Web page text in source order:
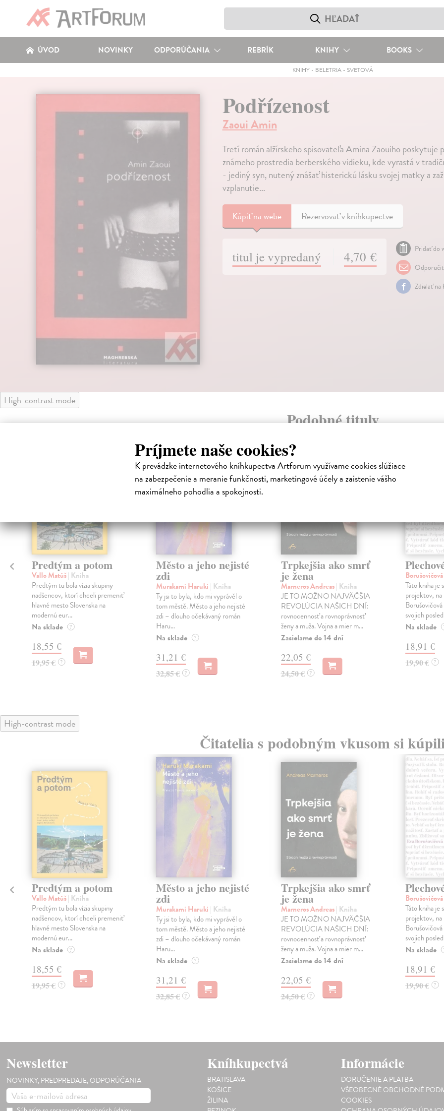
Príjmete naše cookies?
K prevádzke internetového kníhkupectva Artforum využívame cookies slúžiace
na zabezpečenie a meranie funkčnosti, marketingové účely a zaistenie vášho
maximálneho pohodlia a spokojnosti.
ÚVOD NOVINKY ODPORÚČANIA REBRÍK KNIHY BOOKS
KNIHY - BELETRIA - SVETOVÁ
Podřízenost
Zaoui Amin
Tretí román alžírskeho spisovateľa Amina Zaouiho poskytuje
známeho prostredia berberského vidieku, kde vyrastá v
- jediný syn, nutený znášať histerickú lásku svojej matky a
vzplanutie...
Kúpiťna webe Rezervovať v kníhkupectve
titul je vypredaný 4,70 €
Pridať do
Zdielať na
High-contrast mode
Podobné tituly
Predtým a potom
Vallo Matúš| Kniha
Predtým tu bola vízia skupiny
nadšencov, ktorí chceli premeniť
hlavné mesto Slovenska na
modernú eur...
Na sklade ?
18,55 €
19,95 € ?
Město a jeho nejisté
zdi
Murakami Haruki | Kniha
Ty jsi to byla, kdo mi vyprávěl o
tom městě. Město a jeho nejisté
zdi – dlouho očekávaný román
Haru...
Na sklade ?
31,21 €
32,85 € ?
Trpkejšia ako smrť
je žena
Marneros Andreas| Kniha
JE TO MOŽNO NAJVÄČŠIA
REVOLÚCIA NAŠICH DNÍ:
rovnocennosť a rovnoprávnosť
ženy a muža. Vojna a mier m...
Zasielame do 14 dní
22,05 €
24,50 € ?
Táto kniha je
projektov,
svojich
Na sklade
18,91 €
19,90 € ?
High-contrast mode
Čitatelia s podobným vkusom si
Predtým a potom
Vallo Matúš| Kniha
Predtým tu bola vízia skupiny
nadšencov, ktorí chceli premeniť
hlavné mesto Slovenska na
modernú eur...
Na sklade ?
18,55 €
19,95 € ?
Město a jeho nejisté
zdi
Murakami Haruki | Kniha
Ty jsi to byla, kdo mi vyprávěl o
tom městě. Město a jeho nejisté
zdi – dlouho očekávaný román
Haru...
Na sklade ?
31,21 €
32,85 € ?
Trpkejšia ako smrť
je žena
Marneros Andreas| Kniha
JE TO MOŽNO NAJVÄČŠIA
REVOLÚCIA NAŠICH DNÍ:
rovnocennosť a rovnoprávnosť
ženy a muža. Vojna a mier m...
Zasielame do 14 dní
22,05 €
24,50 € ?
Táto kniha je
projektov,
svojich
Na sklade
18,91 €
19,90 € ?
Newsletter
NOVINKY, PREDPREDAJE, ODPORÚČANIA
Kníhkupectvá
BRATISLAVA
KOŠICE
ŽILINA
Informácie
DORUČENIE A PLATBA
VŠEOBECNÉ OBCHODNÉ
COOKIES